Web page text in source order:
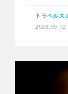
トラベルス
2026.05.12